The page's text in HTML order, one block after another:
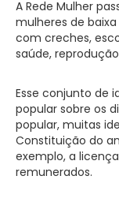
A Rede Mulher
mulheres de
com creches,
saúde,
Esse conjunto de
popular sobre os
popular, muitas
Constituição do
exemplo, a
remunerados.